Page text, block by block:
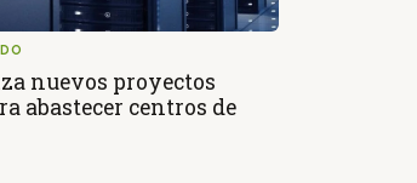
nuevos proyectos
abastecer centros de